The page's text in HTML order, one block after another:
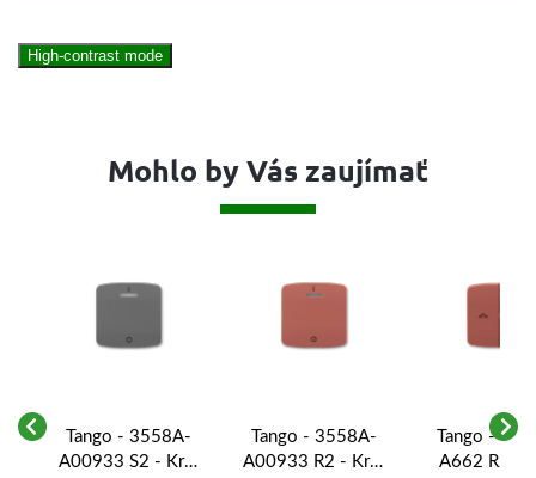
High-contrast mode
Mohlo by Vás zaujímať
Tango - 3558A-
A00933 S2 - Kryt
Tango - 3558A-
A00933 R2 - Kryt
Tango -
A662 R2 -